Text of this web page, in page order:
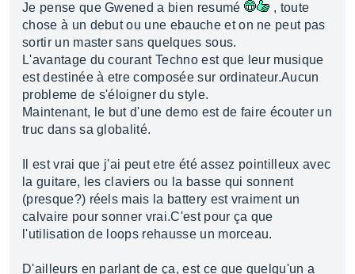
Je pense que Gwened a bien resumé
, toute
chose à un debut ou une ebauche et on ne peut pas
sortir un master sans quelques sous.
L'avantage du courant Techno est que leur musique
est destinée à etre composée sur ordinateur.Aucun
probleme de s'éloigner du style.
Maintenant, le but d'une demo est de faire écouter un
truc dans sa globalité.
Il est vrai que j'ai peut etre été assez pointilleux avec
la guitare, les claviers ou la basse qui sonnent
(presque?) réels mais la battery est vraiment un
calvaire pour sonner vrai.C'est pour ça que
l'utilisation de loops rehausse un morceau.
D'ailleurs en parlant de ça, est ce que quelqu'un a